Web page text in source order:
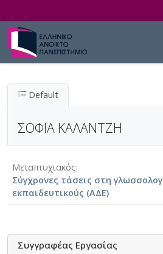
Default
ΣΟΦΙΑ ΚΑΛΑΝΤΖΗ
Μεταπτυχιακός
Σύγχρονες τάσεις στη
εκπαιδευτικούς (ΑΔΕ)
Συγγραφέας Εργασίας